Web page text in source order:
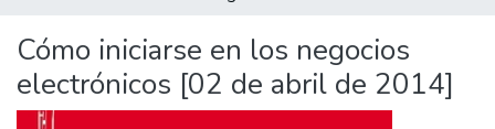
Estadísticas Externas
Cómo iniciarse en los negocios
electrónicos [02 de abril de 2014]